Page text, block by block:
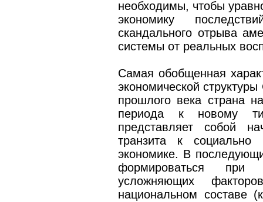
необходимы, чтобы
экономику
скандального отрыва
системы от реальных
Самая обобщенная
экономической
прошлого века страна
периода к новому
представляет собой
транзита к социально
экономике. В
формироваться при
усложняющих
национальном составе